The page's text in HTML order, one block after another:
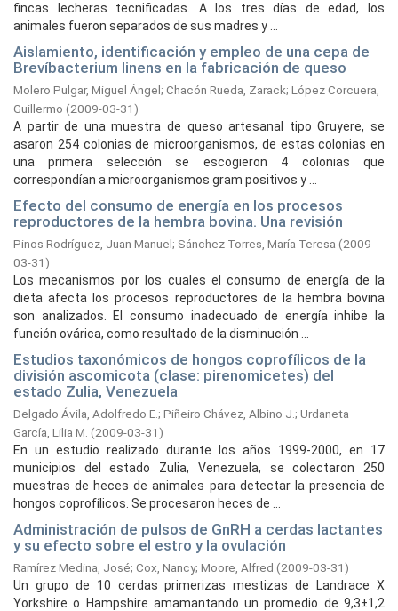
fincas lecheras tecnificadas. A los tres días de edad, los
animales fueron separados de sus madres y ...
Aislamiento, identificación y empleo de una cepa de
Brevíbacterium linens en la fabricación de queso
Molero Pulgar, Miguel Ángel; Chacón Rueda, Zarack; López Corcuera,
Guillermo (2009-03-31)
A partir de una muestra de queso artesanal tipo Gruyere, se
asaron 254 colonias de microorganismos, de estas colonias en
una primera selección se escogieron 4 colonias que
correspondían a microorganismos gram positivos y ...
Efecto del consumo de energía en los procesos
reproductores de la hembra bovina. Una revisión
Pinos Rodríguez, Juan Manuel; Sánchez Torres, María Teresa (2009-
03-31)
Los mecanismos por los cuales el consumo de energía de la
dieta afecta los procesos reproductores de la hembra bovina
son analizados. El consumo inadecuado de energía inhibe la
función ovárica, como resultado de la disminución ...
Estudios taxonómicos de hongos coprofílicos de la
división ascomicota (clase: pirenomicetes) del
estado Zulia, Venezuela
Delgado Ávila, Adolfredo E.; Piñeiro Chávez, Albino J. ; Urdaneta
García, Lilia M. (2009-03-31)
En un estudio realizado durante los años 1999-2000, en 17
municipios del estado Zulia, Venezuela, se colectaron 250
muestras de heces de animales para detectar la presencia de
hongos coprofílicos. Se procesaron heces de ...
Administración de pulsos de GnRH a cerdas lactantes
y su efecto sobre el estro y la ovulación
Ramírez Medina, José; Cox, Nancy; Moore, Alfred (2009-03-31)
Un grupo de 10 cerdas primerizas mestizas de Landrace X
Yorkshire o Hampshire amamantando un promedio de 9,3±1,2